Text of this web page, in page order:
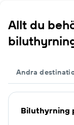
Allt du
Andra
Biluthyrning